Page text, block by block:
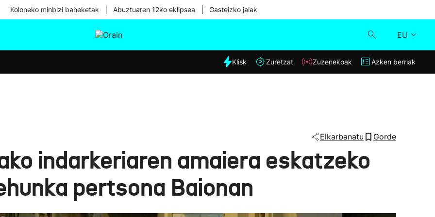
Koloneko minbizi baheketak Abuztuaren 12ko eklipsea Gasteizko jaiak
EU
Eguraldia
Klisk
Azken berriak
Klisk Zuretzat Zuzenekoak Azken berriak
Elkarbanatu Gorde
indarkeriaren amaiera eskatzeko
pertsona Baionan